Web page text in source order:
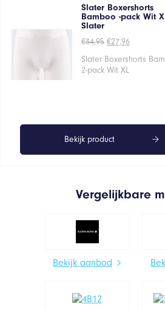
Slater Boxershorts
Bamboo -pack Wit
Slater
€34,95 Oorspronkelijke
was:
€34,95.
€27,96Huidige
is:
Slater Boxershorts
2-pack Wit XL
Bekijk product
Vergelijkbare
Bekijk aanbod